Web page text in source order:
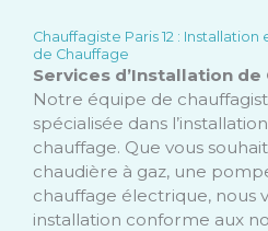
Chauffagiste Paris 12 :
de Chauffage
Services d’Installation
Notre équipe de
spécialisée dans
chauffage. Que vous
chaudière à gaz, une
chauffage électrique, nous
installation conforme aux